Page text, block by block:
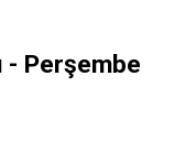
- Perşembe